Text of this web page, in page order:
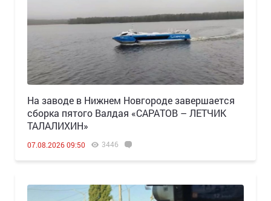
Н️а заводе в Нижнем Новгороде завершается
сборка пятого Валдая «САРАТОВ – ЛЕТЧИК
ТАЛАЛИХИН»
07.08.2026 09:50 3446